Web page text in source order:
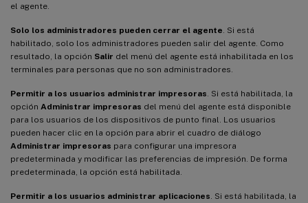
el agente.
Solo los administradores pueden cerrar el agente . Si está
habilitado, solo los administradores pueden salir del agente. Como
resultado, la opción Salir del menú del agente está inhabilitada en los
terminales para personas que no son administradores.
Permitir a los usuarios administrar impresoras . Si está habilitada, la
opción Administrar impresoras del menú del agente está disponible
para los usuarios de los dispositivos de punto final. Los usuarios
pueden hacer clic en la opción para abrir el cuadro de diálogo
Administrar impresoras para configurar una impresora
predeterminada y modificar las preferencias de impresión. De forma
predeterminada, la opción está habilitada.
Permitir a los usuarios administrar aplicaciones . Si está habilitada, la